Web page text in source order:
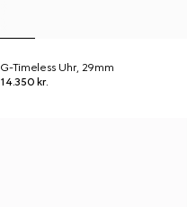
G-Timeless Uhr, 29mm
14.350 kr.